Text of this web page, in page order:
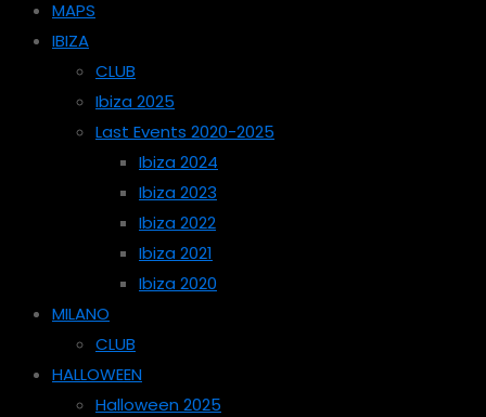
MAPS
IBIZA
CLUB
Ibiza 2025
Last Events 2020-2025
Ibiza 2024
Ibiza 2023
Ibiza 2022
Ibiza 2021
Ibiza 2020
MILANO
CLUB
HALLOWEEN
Halloween 2025